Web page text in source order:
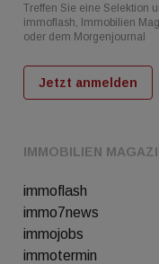
IMMOBILIEN
immoflash
immo7news
immojobs
immotermin
Treffen Sie eine Selektion
immoflash, Immobilien
oder dem Morgenjournal
Jetzt anmelden